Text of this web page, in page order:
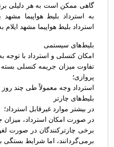
گاهی ممکن است به هر دلیلی
به استرداد بلیط هواپیما مشهد
استرداد بلیط هواپیما مشهد
بلیط‌های سیستمی
امکان کنسلی و استرداد با توجه به
تفاوت میزان جریمه کنسلی
پروازی؛
استرداد وجه معمولاً طی چند روز
بلیط‌های چارتر
در بیشتر موارد غیرقابل استرداد؛
در صورت امکان استرداد، میزان
برخی چارترکنندگان در صورت
برمی‌گردانند، اما شرایط بستگی